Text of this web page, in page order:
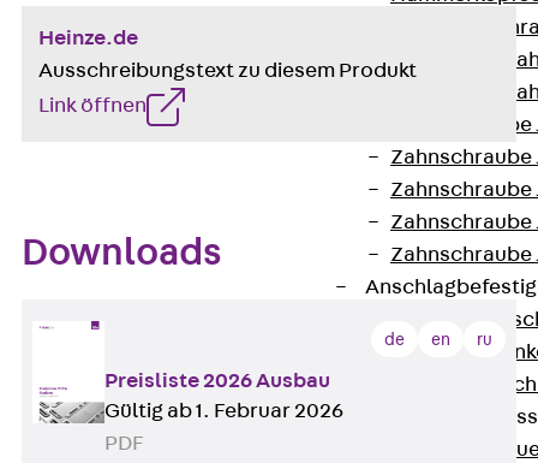
Zahnschraube
Zahnschraube
Zahnschraube
Zahnschraube
Zahnschraube
Heinze.de
Ausschreibungstext zu diesem Produkt
Link öffnen
Downloads
de en ru
Preisliste 2026 Ausbau
Gültig ab 1. Februar 2026
PDF